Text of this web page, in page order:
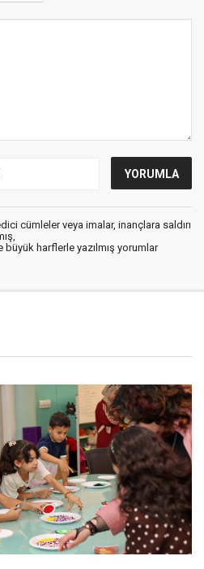
cümleler veya imalar, inançlara saldırı
büyük harflerle yazılmış yorumlar